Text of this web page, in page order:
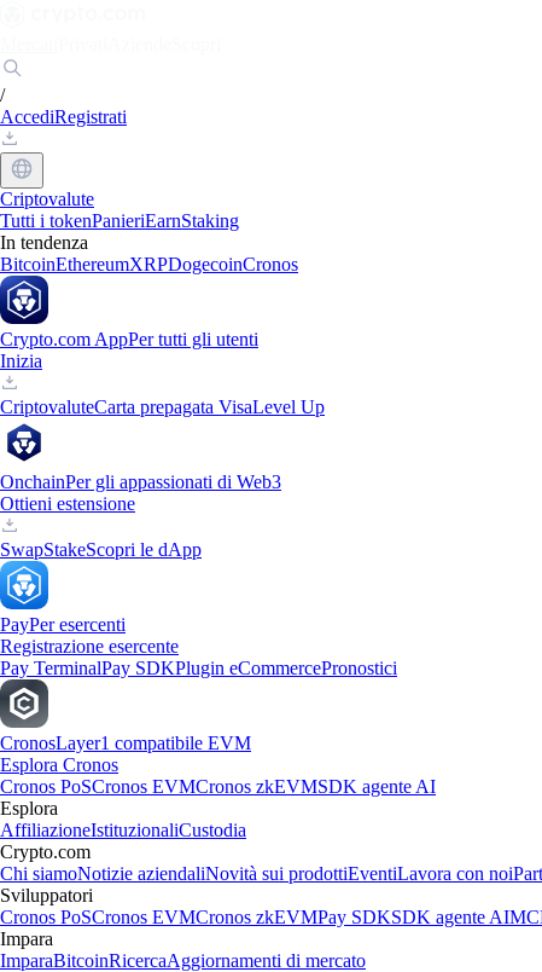
/
AccediRegistrati
Criptovalute
Tutti i tokenPanieriEarnStaking
In tendenza
BitcoinEthereumXRPDogecoinCronos
Crypto.com AppPer tutti gli utenti
Inizia
CriptovaluteCarta prepagata VisaLevel Up
OnchainPer gli appassionati di Web3
Ottieni estensione
SwapStakeScopri le dApp
PayPer esercenti
Registrazione esercente
Pay TerminalPay SDKPlugin eCommercePronostici
CronosLayer1 compatibile EVM
Esplora Cronos
Cronos PoSCronos EVMCronos zkEVMSDK agente AI
Esplora
AffiliazioneIstituzionaliCustodia
Crypto.com
Chi siamoNotizie aziendaliNovità sui prodottiEventiLavora con noi
Sviluppatori
Cronos PoSCronos EVMCronos zkEVMPay SDKSDK agente AI
Impara
ImparaBitcoinRicercaAggiornamenti di mercato